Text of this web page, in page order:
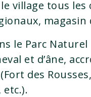
village tous
magasin
le Parc
et d’âne,
des
etc.).